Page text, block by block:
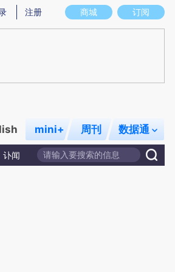
图存在偏差。不代表财新观点和立场。推荐点击
商城 订阅
注册
mini+ 周刊 数据通
讣闻